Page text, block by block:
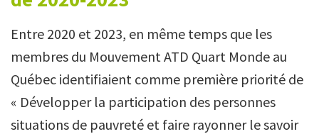
Entre 2020 et 2023, en même temps que les
membres du Mouvement ATD Quart Monde au
Québec identifiaient comme première priorité de
« Développer la participation des personnes
situations de pauvreté et faire rayonner le savoir